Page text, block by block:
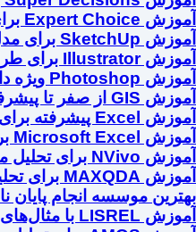
آموزش Expert Choice برای تصمیم‌گیری چندمعیاره
آموزش SketchUp برای مدل‌سازی سه‌بعدی
آموزش Illustrator برای طراحی حرفه‌ای
آموزش Photoshop ویژه دانشجویان و پژوهشگران
آموزش GIS از صفر تا پیشرفته
آموزش Excel پیشرفته برای تحلیل داده
آموزش Microsoft Excel برای پژوهشگران
آموزش NVivo برای تحلیل مصاحبه و داده‌های کیفی
آموزش MAXQDA برای تحلیل داده‌های کیفی
بهترین موسسه انجام پایان
آموزش LISREL با مثال‌های کاربردی